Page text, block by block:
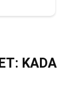
KADA